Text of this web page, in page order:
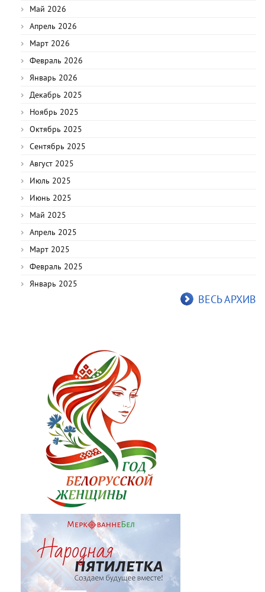
Май 2026
Апрель 2026
Март 2026
Февраль 2026
Январь 2026
Декабрь 2025
Ноябрь 2025
Октябрь 2025
Сентябрь 2025
Август 2025
Июль 2025
Июнь 2025
Май 2025
Апрель 2025
Март 2025
Февраль 2025
Январь 2025
ВЕСЬ АРХИВ